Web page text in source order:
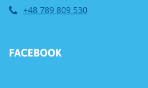
+48 789 809 530
FACEBOOK